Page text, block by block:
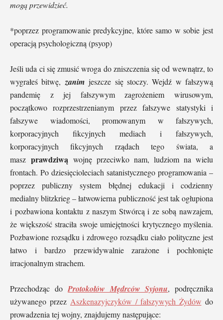
mogą przewidzieć.
*poprzez programowanie predykcyjne, które samo w sobie jest
operacją psychologiczną (psyop)
Jeśli uda ci się zmusić wroga do zniszczenia się od wewnątrz, to
wygrałeś bitwę, zanimjeszcze się stoczy. Wejdź w fałszywą
pandemię z jej fałszywym zagrożeniem wirusowym,
początkowo rozprzestrzenianym przez fałszywe statystyki i
fałszywe wiadomości, promowanym w fałszywych,
korporacyjnych fikcyjnych mediach i fałszywych,
korporacyjnych fikcyjnych rządach tego świata, a
masz prawdziwą wojnę przeciwko nam, ludziom na wielu
frontach. Po dziesięcioleciach satanistycznego programowania –
poprzez publiczny system błędnej edukacji i codzienny
medialny blitzkrieg – łatwowierna publiczność jest tak ogłupiona
i pozbawiona kontaktu z naszym Stwórcą i ze sobą nawzajem,
że większość straciła swoje umiejętności krytycznego myślenia.
Pozbawione rozsądku i zdrowego rozsądku ciało polityczne jest
łatwo i bardzo przewidywalnie zarażone i pochłonięte
irracjonalnym strachem.
Przechodząc doProtokołów Mędrców Syjonu, podręcznika
używanego przez Aszkenazyjczyków / fałszywych Żydów do
prowadzenia tej wojny, znajdujemy następujące: